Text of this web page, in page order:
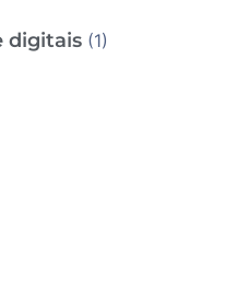
digitais (1)